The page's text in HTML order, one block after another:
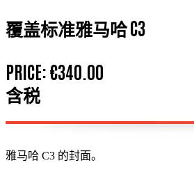
覆盖标准雅马哈 C3
PRICE:€340.00
含税
雅马哈 C3 的封面。